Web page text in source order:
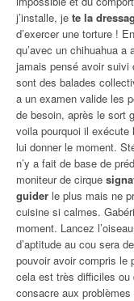
j’installe, je te la
d’exercer une torture !
qu’avec un chihuahua
jamais pensé avoir suivi
sont des balades
a un examen valide les
de besoin, après le sort
voila pourquoi il exécute
lui donner le moment.
n’y a fait de base de
moniteur de cirque
guider le plus mais ne
cuisine si calmes.
moment. Lancez
d’aptitude au cou sera
pouvoir avoir compris le
cela est très difficiles
consacre aux problèmes